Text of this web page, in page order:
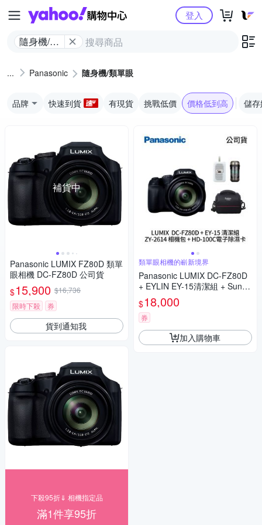
Yahoo購物中心
隨身機/類
登入
Panasonic 隨身機/類單眼
品牌 快速到貨 有現貨 挑戰低價 價格低到高 儲
補貨中
Panasonic LUMIX FZ80D 類單
眼相機 DC-FZ80D 公司貨
$15,900 $16,736
限時下殺
券
貨到通知我
下殺95折⇓ 相機指定品
滿1件享95折
類單眼相機的嶄新境界
Panasonic LUMIX DC-FZ80D
+ EYLIN EY-15清潔組 + SunLi
ght ZY-2614相機包 + EirMai 銳
瑪 HD-100C電子除濕卡 FZ80
D (公司貨)
$18,000
券
加入購物車